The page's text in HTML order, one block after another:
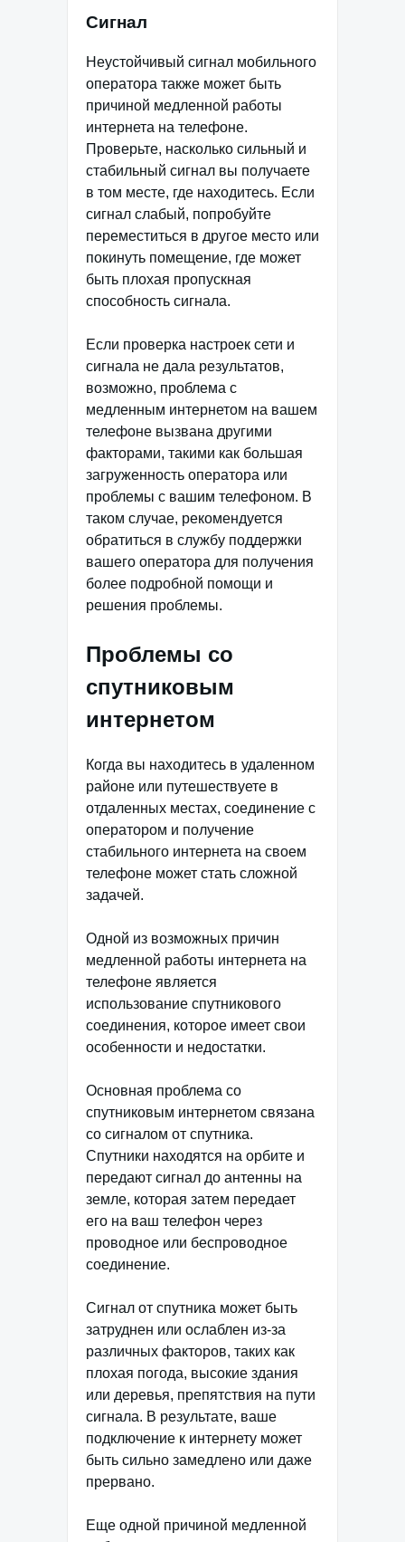
Сигнал
Неустойчивый сигнал мобильного
оператора также может быть
причиной медленной работы
интернета на телефоне.
Проверьте, насколько сильный и
стабильный сигнал вы получаете
в том месте, где находитесь. Если
сигнал слабый, попробуйте
переместиться в другое место или
покинуть помещение, где может
быть плохая пропускная
способность сигнала.
Если проверка настроек сети и
сигнала не дала результатов,
возможно, проблема с
медленным интернетом на вашем
телефоне вызвана другими
факторами, такими как большая
загруженность оператора или
проблемы с вашим телефоном. В
таком случае, рекомендуется
обратиться в службу поддержки
вашего оператора для получения
более подробной помощи и
решения проблемы.
Проблемы со
спутниковым
интернетом
Когда вы находитесь в удаленном
районе или путешествуете в
отдаленных местах, соединение с
оператором и получение
стабильного интернета на своем
телефоне может стать сложной
задачей.
Одной из возможных причин
медленной работы интернета на
телефоне является
использование спутникового
соединения, которое имеет свои
особенности и недостатки.
Основная проблема со
спутниковым интернетом связана
со сигналом от спутника.
Спутники находятся на орбите и
передают сигнал до антенны на
земле, которая затем передает
его на ваш телефон через
проводное или беспроводное
соединение.
Сигнал от спутника может быть
затруднен или ослаблен из-за
различных факторов, таких как
плохая погода, высокие здания
или деревья, препятствия на пути
сигнала. В результате, ваше
подключение к интернету может
быть сильно замедлено или даже
прервано.
Еще одной причиной медленной